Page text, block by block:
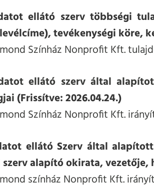
ellátó szerv többségi
tevékenységi köre,
Színház Nonprofit Kft.
ellátó szerv által
(Frissítve: 2026.04.24.)
Színház Nonprofit Kft.
ellátó Szerv által
alapító okirata, vezetője,
színház Nonprofit Kft.